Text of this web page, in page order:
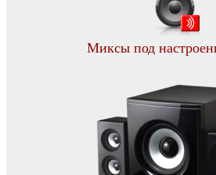
Миксы под